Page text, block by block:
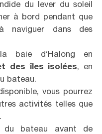
du lever du soleil
à bord pendant que
naviguer dans des
baie d’Halong en
des îles isolées, en
bateau.
vous pourrez
activités telles que
du bateau avant de